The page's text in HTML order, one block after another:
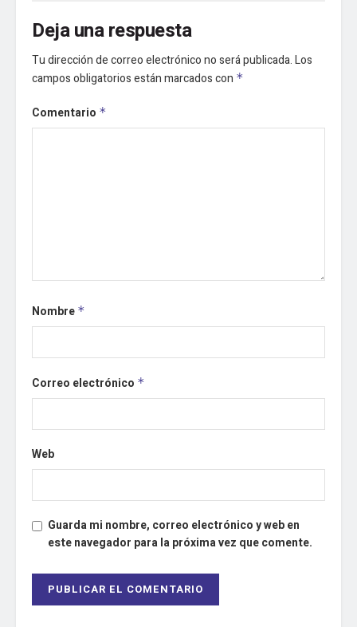
Deja una respuesta
Tu dirección de correo electrónico no será publicada.Los
campos obligatorios están marcados con *
Comentario *
Nombre *
Correo electrónico *
Web
Guarda mi nombre, correo electrónico y web en
este navegador para la próxima vez que comente.